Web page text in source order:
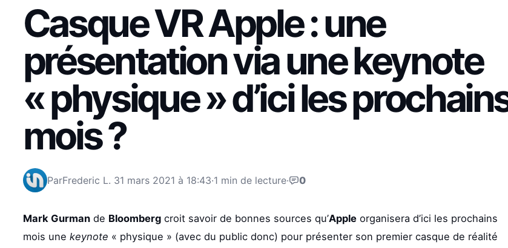
Casque VR Apple : une
présentation via une keynote
« physique » d’ici les
mois ?
ParFrederic L. 31 mars 2021 à 18:43·1 min de lecture· 0
Mark Gurmande Bloombergcroit savoir de bonnes sources qu’Appleorganisera d’ici les prochains
mois une keynote « physique » (avec du public donc) pour présenter son premier casque de réalité